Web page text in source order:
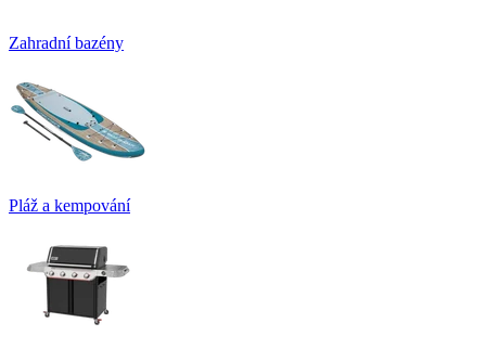
Zahradní bazény
Pláž a kempování